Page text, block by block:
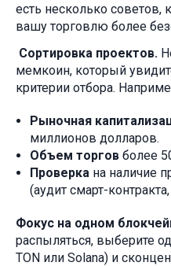
есть несколько советов,
вашу торговлю более
Сортировка проектов.
мемкоин, который
критерии отбора.
Рыночная
миллионов долларов.
Объем торгов более
Проверка на наличие
(аудит смарт-
Фокус на одном
распыляться, выберите
TON или Solana) и